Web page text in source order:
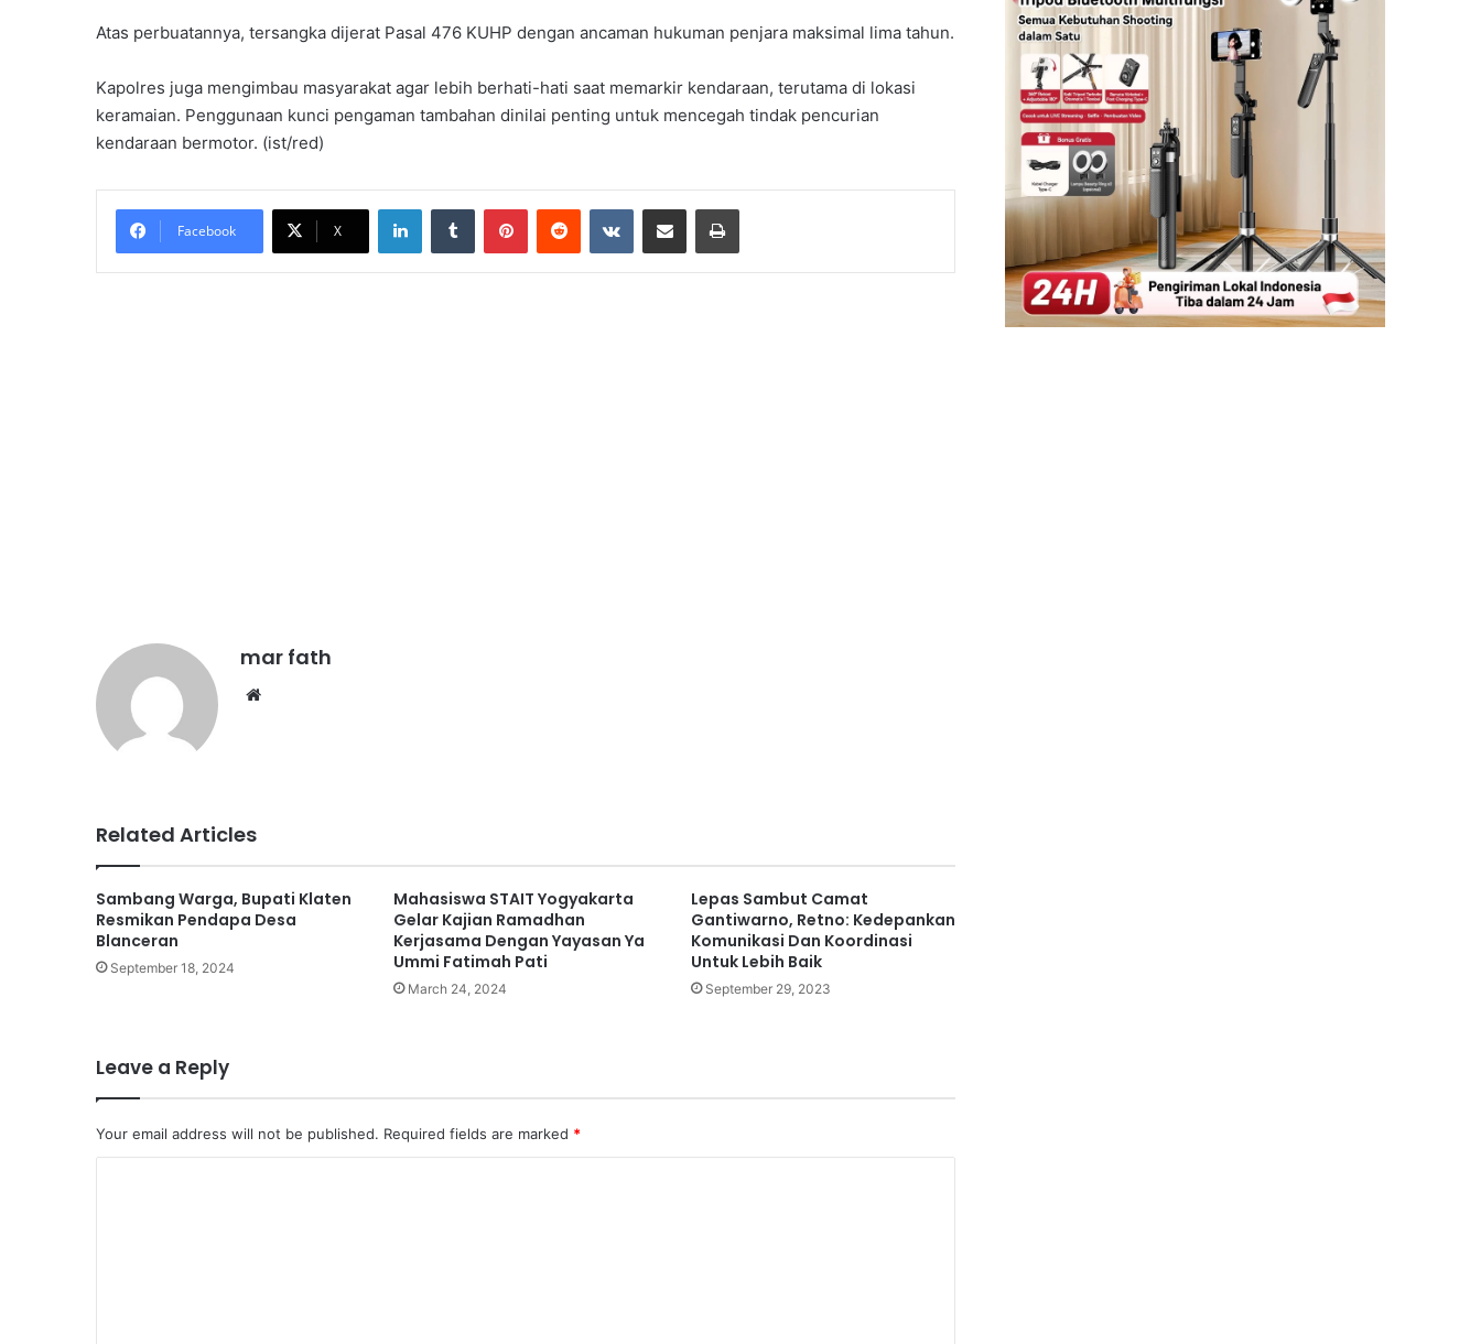
Atas perbuatannya, tersangka dijerat Pasal 476 KUHP dengan ancaman hukuman penjara maksimal lima tahun.
Kapolres juga mengimbau masyarakat agar lebih berhati-hati saat memarkir kendaraan, terutama di lokasi
keramaian. Penggunaan kunci pengaman tambahan dinilai penting untuk mencegah tindak pencurian
kendaraan bermotor. (ist/red)
Facebook X
mar fath
Related Articles
Sambang Warga, Bupati Klaten
Resmikan Pendapa Desa
Blanceran
September 18, 2024
Mahasiswa STAIT Yogyakarta
Gelar Kajian Ramadhan
Kerjasama Dengan Yayasan Ya
Ummi Fatimah Pati
March 24, 2024
Lepas Sambut Camat
Gantiwarno, Retno: Kedepankan
Komunikasi Dan Koordinasi
Untuk Lebih Baik
September 29, 2023
Leave a Reply
Your email address will not be published. Required fields are marked *